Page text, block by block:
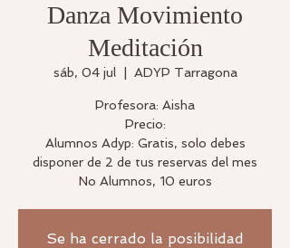
Danza Movimiento
Meditación
sáb, 04 jul
  |
ADYP Tarragona
Profesora: Aisha
Precio:
Alumnos Adyp: Gratis, solo debes
disponer de 2 de tus reservas del mes
No Alumnos, 10 euros
Se ha cerrado la posibilidad